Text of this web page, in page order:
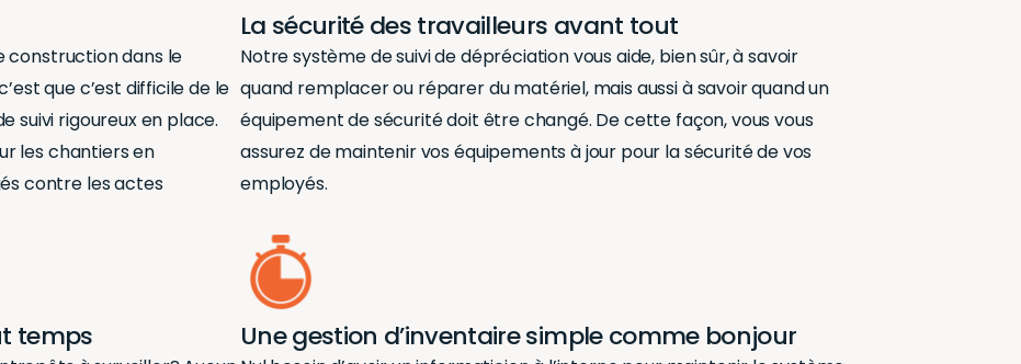
constructiondans le
que c’est difficile de le
suivi rigoureux en place.
les chantiers en
contre les actes
La sécurité des travailleurs avant tout
Notre système de suivi de dépréciation vous aide, bien sûr, à savoir
quand remplacer ou réparer du matériel, mais aussi à savoir quand un
équipement de sécurité doit être changé. De cette façon, vous vous
assurez de maintenir vos équipements à jour pour la sécurité de vos
employés.
temps Une gestion d’inventaire simple comme bonjour